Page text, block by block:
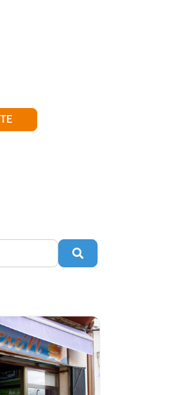
Buscar